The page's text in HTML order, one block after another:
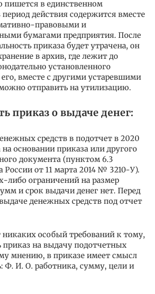
пишется в единственном
действия содержится вместе
правовыми и
бумагами предприятия. После
приказа будет утрачена, он
в архив, где лежит до
установленного
вместе с другими устаревшими
отправить на утилизацию.
приказ о выдаче денег:
средств в подотчет в 2020
основании приказа или другого
документа (пунктом 6.3
России от 11 марта 2014 № 3210-У).
либо ограничений на размер
и срок выдачи денег нет. Перед
денежных средств под отчет
никаких особый требований к тому,
на выдачу подотчетных
мнению, в приказе имеет смысл
Ф. И. О. работника, сумму, цели и